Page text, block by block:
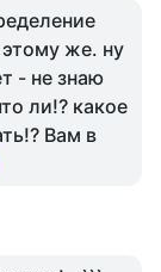
этому же. ну
- не знаю
ли!? какое
Вам в